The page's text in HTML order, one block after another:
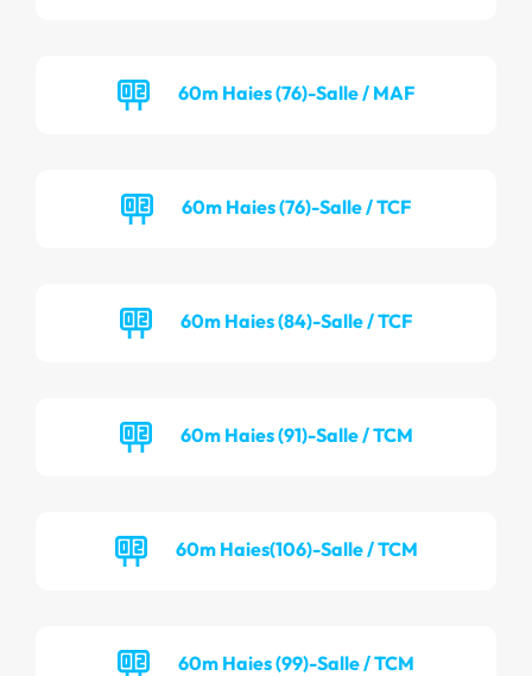
60m Haies (76)-Salle / MAF
60m Haies (76)-Salle / TCF
60m Haies (84)-Salle / TCF
60m Haies (91)-Salle / TCM
60m Haies(106)-Salle / TCM
60m Haies (99)-Salle / TCM